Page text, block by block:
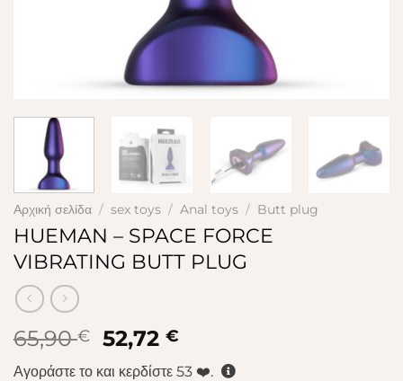
Αρχική σελίδα / sex toys / Anal toys / Butt plug
HUEMAN – SPACE FORCE
VIBRATING BUTT PLUG
65,90€
Original
price
52,72€
τρέχουσα
Αγοράστε το και κερδίστε 53 ❤️.